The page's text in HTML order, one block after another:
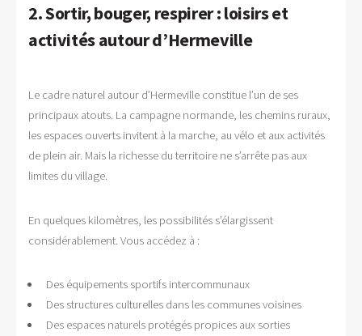
2. Sortir, bouger, respirer : loisirs et
activités autour d’Hermeville
Le cadre naturel autour d’Hermeville constitue l’un de ses
principaux atouts. La campagne normande, les chemins ruraux,
les espaces ouverts invitent à la marche, au vélo et aux activités
de plein air. Mais la richesse du territoire ne s’arrête pas aux
limites du village.
En quelques kilomètres, les possibilités s’élargissent
considérablement. Vous accédez à :
Des équipements sportifs intercommunaux
Des structures culturelles dans les communes voisines
Des espaces naturels protégés propices aux sorties